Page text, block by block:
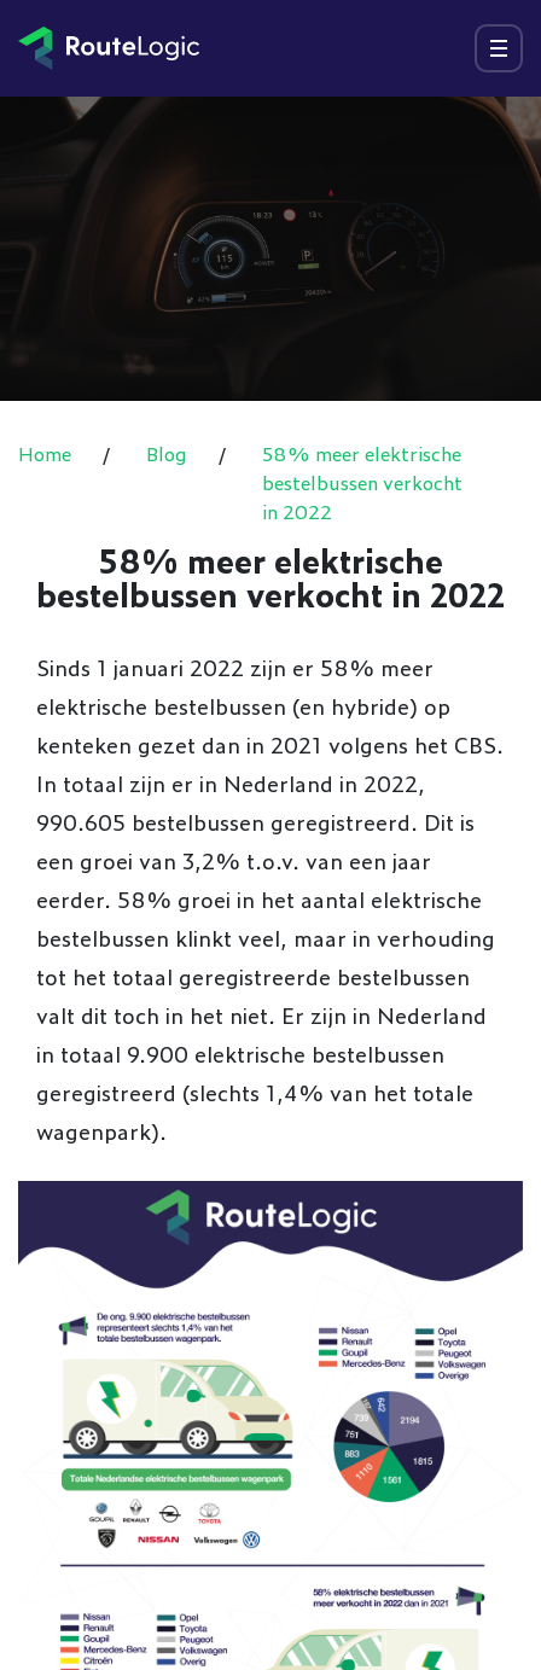
Menu
Home / Blog /
58% meer elektrische
bestelbussen verkocht
in 2022
58% meer elektrische
bestelbussen verkocht in 2022
Sinds 1 januari 2022 zijn er 58% meer
elektrische bestelbussen (en hybride) op
kenteken gezet dan in 2021 volgens het CBS.
In totaal zijn er in Nederland in 2022,
990.605 bestelbussen geregistreerd. Dit is
een groei van 3,2% t.o.v. van een jaar
eerder. 58% groei in het aantal elektrische
bestelbussen klinkt veel, maar in verhouding
tot het totaal geregistreerde bestelbussen
valt dit toch in het niet. Er zijn in Nederland
in totaal 9.900 elektrische bestelbussen
geregistreerd (slechts 1,4% van het totale
wagenpark).